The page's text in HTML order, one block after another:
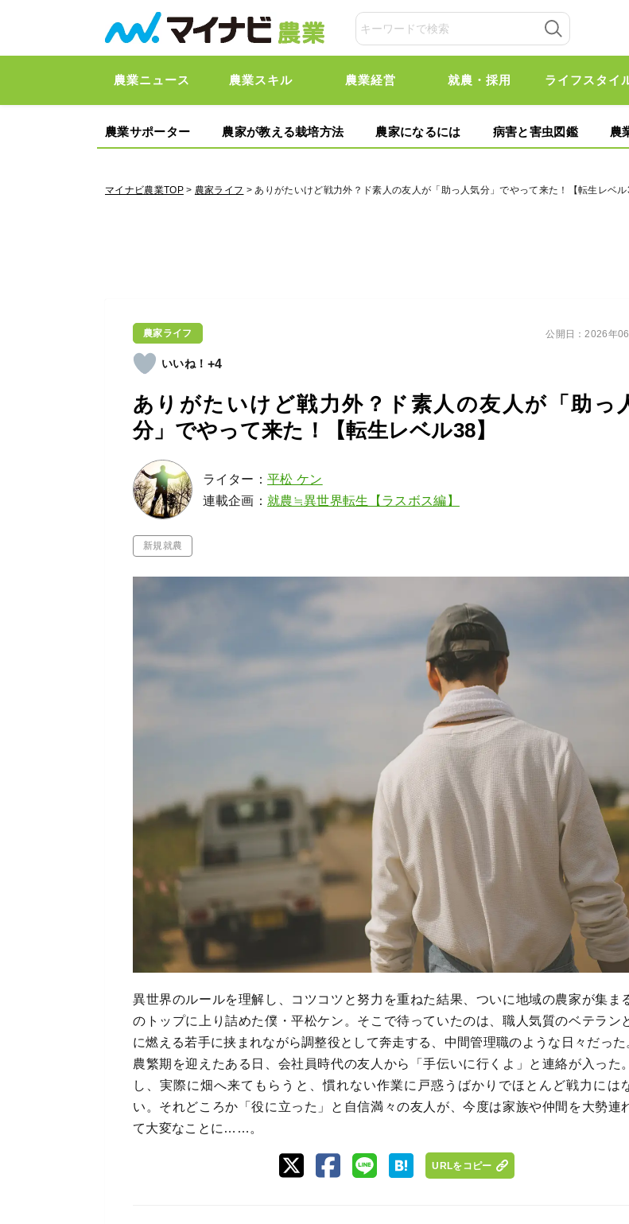
農業ニュース 農業スキル 農業経営 就農・採用 ライフスタイ
農業サポーター 農家が教える栽培方法 農家になるには 病害と害虫図鑑 農
マイナビ農業TOP> 農家ライフ > ありがたいけど戦力外？ド素人の友人が「助っ人気分」でやって来た！【転生レベル
農家ライフ
+4
ありがたいけど戦力外？ド素人の友人が「助っ
分」でやって来た！【転生レベル38】
ライター：平松 ケン
連載企画： 就農≒異世界転生【ラスボス編】
新規就農
公開日：2026年
異世界のルールを理解し、コツコツと努力を重ねた結果、ついに地域の農家が集ま
のトップに上り詰めた僕・平松ケン。そこで待っていたのは、職人気質のベテラン
に燃える若手に挟まれながら調整役として奔走する、中間管理職のような日々だった
農繁期を迎えたある日、会社員時代の友人から「手伝いに行くよ」と連絡が入った
し、実際に畑へ来てもらうと、慣れない作業に戸惑うばかりでほとんど戦力には
い。それどころか「役に立った」と自信満々の友人が、今度は家族や仲間を大勢連
て大変なことに……。
URLをコピー